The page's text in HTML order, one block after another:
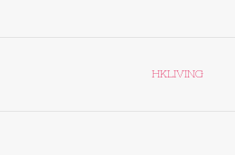
HKLIVING